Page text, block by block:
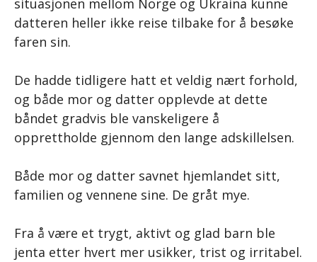
situasjonen mellom Norge og Ukraina kunne
datteren heller ikke reise tilbake for å besøke
faren sin.
De hadde tidligere hatt et veldig nært forhold,
og både mor og datter opplevde at dette
båndet gradvis ble vanskeligere å
opprettholde gjennom den lange adskillelsen.
Både mor og datter savnet hjemlandet sitt,
familien og vennene sine. De gråt mye.
Fra å være et trygt, aktivt og glad barn ble
jenta etter hvert mer usikker, trist og irritabel.